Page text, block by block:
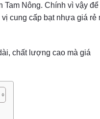
Tam Nông. Chính vì vậy để
cung cấp bạt nhựa giá rẻ
chất lượng cao mà giá